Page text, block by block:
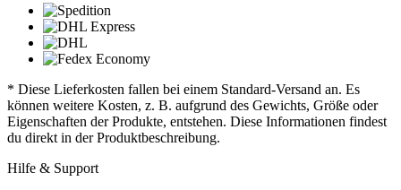
* Diese Lieferkosten fallen bei einem Standard-Versand an. Es
können weitere Kosten, z. B. aufgrund des Gewichts, Größe oder
Eigenschaften der Produkte, entstehen. Diese Informationen findest
du direkt in der Produktbeschreibung.
Hilfe & Support